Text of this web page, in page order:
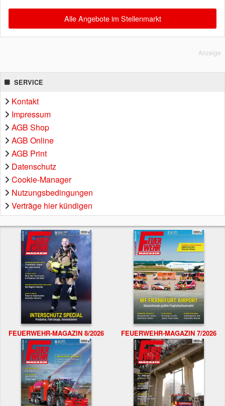
Alle Angebote im Stellenmarkt
Anzeige
SERVICE
Kontakt
Impressum
AGB Shop
AGB Online
AGB Print
Datenschutz
Cookie-Manager
Nutzungsbedingungen
Verträge hier kündigen
FEUERWEHR-MAGAZIN 8/2026 FEUERWEHR-MAGAZIN 7/2026